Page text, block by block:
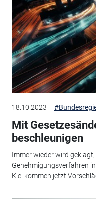
18.10.2023
Mit
beschleunigen
Immer wieder wird
Genehmigungsverfahren
Kiel kommen jetzt